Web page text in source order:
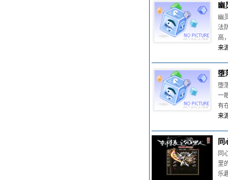
幽
幽
法
高
来
堕
堕
一
有
来
同
同
里
乐